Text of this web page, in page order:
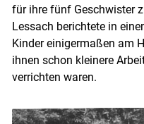
für ihre fünf Ge­schwister
Lessach berichtete in
Kinder einiger­maßen am
ihnen schon kleinere
verrichten waren.